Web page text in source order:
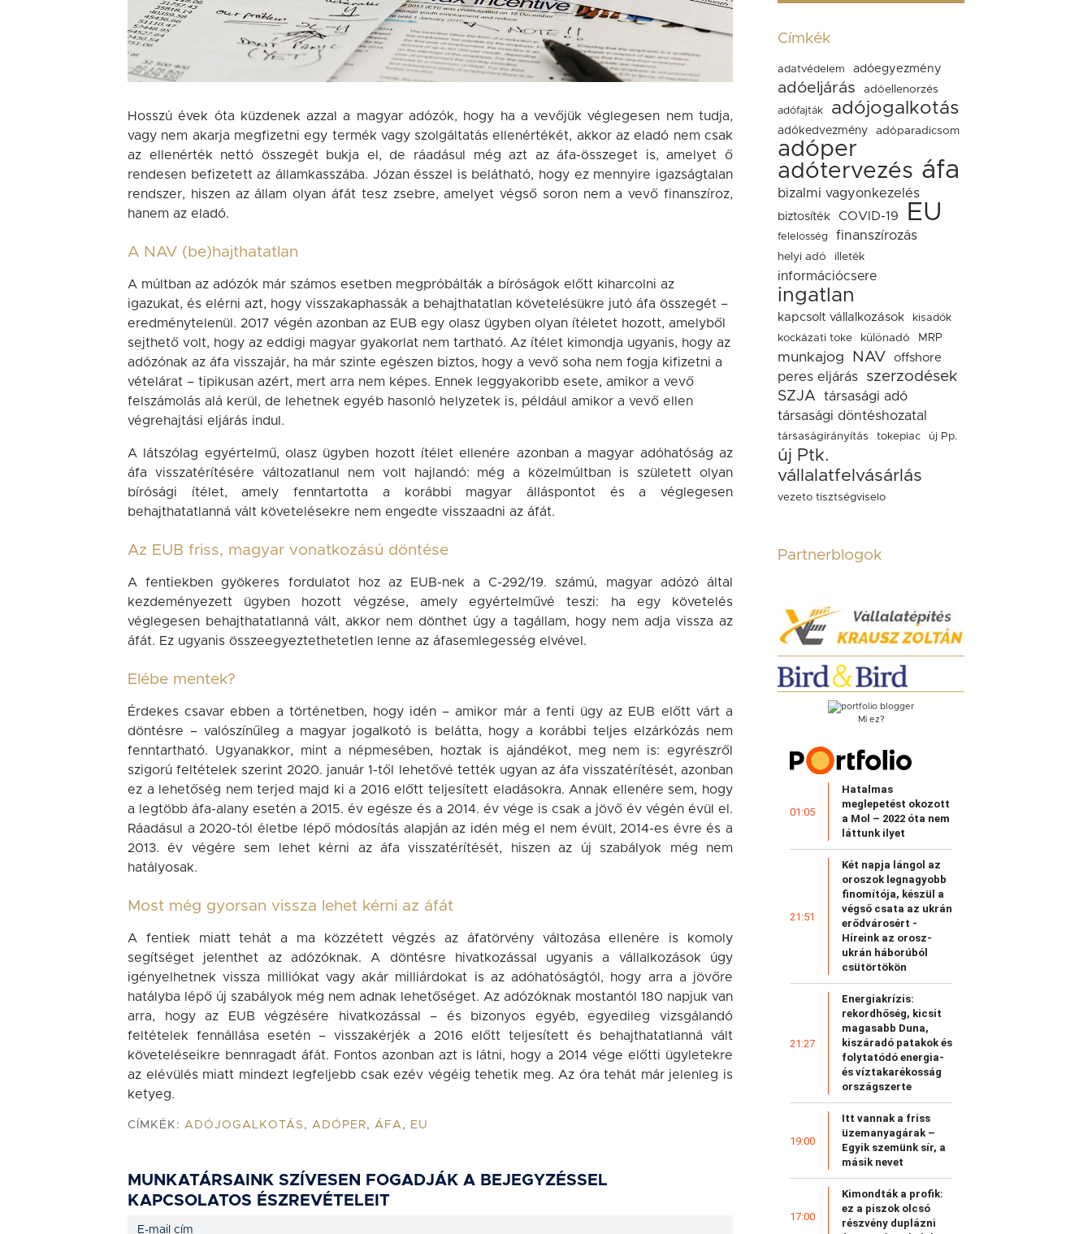
Hosszú évek óta küzdenek azzal a magyar adózók, hogy ha a vevőjük véglegesen nem tudja,
vagy nem akarja megfizetni egy termék vagy szolgáltatás ellenértékét, akkor az eladó nem csak
az ellenérték nettó összegét bukja el, de ráadásul még azt az áfa-összeget is, amelyet ő
rendesen befizetett az államkasszába. Józan ésszel is belátható, hogy ez mennyire igazságtalan
rendszer, hiszen az állam olyan áfát tesz zsebre, amelyet végső soron nem a vevő finanszíroz,
hanem az eladó.
A NAV (be)hajthatatlan
A múltban az adózók már számos esetben megpróbálták a bíróságok előtt kiharcolni az
igazukat, és elérni azt, hogy visszakaphassák a behajthatatlan követelésükre jutó áfa összegét –
eredménytelenül. 2017 végén azonban az EUB egy olasz ügyben olyan ítéletet hozott, amelyből
sejthető volt, hogy az eddigi magyar gyakorlat nem tartható. Az ítélet kimondja ugyanis, hogy az
adózónak az áfa visszajár, ha már szinte egészen biztos, hogy a vevő soha nem fogja kifizetni a
vételárat – tipikusan azért, mert arra nem képes. Ennek leggyakoribb esete, amikor a vevő
felszámolás alá kerül, de lehetnek egyéb hasonló helyzetek is, például amikor a vevő ellen
végrehajtási eljárás indul.
A látszólag egyértelmű, olasz ügyben hozott ítélet ellenére azonban a magyar adóhatóság az
áfa visszatérítésére változatlanul nem volt hajlandó: még a közelmúltban is született olyan
bírósági ítélet, amely fenntartotta a korábbi magyar álláspontot és a véglegesen
behajthatatlanná vált követelésekre nem engedte visszaadni az áfát.
Az EUB friss, magyar vonatkozású döntése
A fentiekben gyökeres fordulatot hoz az EUB-nek a C-292/19. számú, magyar adózó által
kezdeményezett ügyben hozott végzése, amely egyértelművé teszi: ha egy követelés
véglegesen behajthatatlanná vált, akkor nem dönthet úgy a tagállam, hogy nem adja vissza az
áfát. Ez ugyanis összeegyeztethetetlen lenne az áfasemlegesség elvével.
Elébe mentek?
Érdekes csavar ebben a történetben, hogy idén – amikor már a fenti ügy az EUB előtt várt a
döntésre – valószínűleg a magyar jogalkotó is belátta, hogy a korábbi teljes elzárkózás nem
fenntartható. Ugyanakkor, mint a népmesében, hoztak is ajándékot, meg nem is: egyrészről
szigorú feltételek szerint 2020. január 1-től lehetővé tették ugyan az áfa visszatérítését, azonban
ez a lehetőség nem terjed majd ki a 2016 előtt teljesített eladásokra. Annak ellenére sem, hogy
a legtöbb áfa-alany esetén a 2015. év egésze és a 2014. év vége is csak a jövő év végén évül el.
Ráadásul a 2020-tól életbe lépő módosítás alapján az idén még el nem évült, 2014-es évre és a
2013. év végére sem lehet kérni az áfa visszatérítését, hiszen az új szabályok még nem
hatályosak.
Most még gyorsan vissza lehet kérni az áfát
A fentiek miatt tehát a ma közzétett végzés az áfatörvény változása ellenére is komoly
segítséget jelenthet az adózóknak. A döntésre hivatkozással ugyanis a vállalkozások úgy
igényelhetnek vissza milliókat vagy akár milliárdokat is az adóhatóságtól, hogy arra a jövőre
hatályba lépő új szabályok még nem adnak lehetőséget. Az adózóknak mostantól 180 napjuk van
arra, hogy az EUB végzésére hivatkozással – és bizonyos egyéb, egyedileg vizsgálandó
feltételek fennállása esetén – visszakérjék a 2016 előtt teljesített és behajthatatlanná vált
követeléseikre bennragadt áfát. Fontos azonban azt is látni, hogy a 2014 vége előtti ügyletekre
az elévülés miatt mindezt legfeljebb csak ezév végéig tehetik meg. Az óra tehát már jelenleg is
ketyeg.
CÍMKÉK: ADÓJOGALKOTÁS , ADÓPER, ÁFA, EU
MUNKATÁRSAINK SZÍVESEN FOGADJÁK A BEJEGYZÉSSEL
KAPCSOLATOS ÉSZREVÉTELEIT
Címkék
adatvédelem adóegyezmény
adóeljárás adóellenorzés
adófajták adójogalkotás
adókedvezmény adóparadicsom
adóper
adótervezés áfa
bizalmi vagyonkezelés
biztosíték COVID-19 EU
felelosség finanszírozás
helyi adó illeték
információcsere
ingatlan
kapcsolt vállalkozások
kisadók
kockázati toke
különadó MRP
munkajog NAV offshore
peres eljárás
szerzodések
SZJA
társasági adó
társasági döntéshozatal
társaságirányítás tokepiac új Pp.
új Ptk.
vállalatfelvásárlás
vezeto tisztségviselo
Partnerblogok
Mi ez?
01:05
Hatalmas
meglepetést okozott
a Mol – 2022 óta nem
láttunk ilyet
21:51
Két napja lángol az
oroszok legnagyobb
finomítója, készül a
végső csata az ukrán
erődvárosért -
Híreink az orosz-
ukrán háborúból
csütörtökön
21:27
Energiakrízis:
rekordhőség, kicsit
magasabb Duna,
kiszáradó patakok és
folytatódó energia-
és víztakarékosság
országszerte
19:00
Itt vannak a friss
üzemanyagárak –
Egyik szemünk sír, a
másik nevet
17:00
Kimondták a profik:
ez a piszok olcsó
részvény duplázni